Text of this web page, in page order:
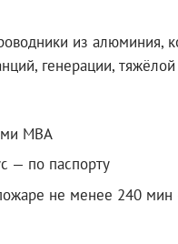
из алюминия,
генерации,
МВА
— по паспорту
не менее 240